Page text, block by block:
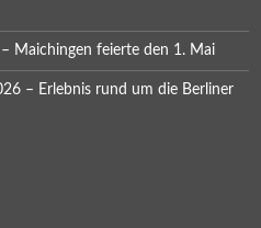
Maichingen feierte den 1. Mai
– Erlebnis rund um die Berliner